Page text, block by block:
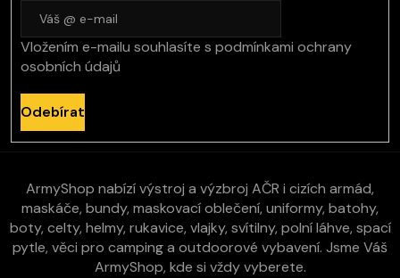
Vložením e-mailu souhlasíte s podmínkami ochrany
osobních údajů
Odebírat
ArmyShop nabízí výstroj a výzbroj AČR i cizích armád,
maskáče, bundy, maskovací oblečení, uniformy, batohy,
boty, celty, helmy, rukavice, vlajky, svítilny, polní láhve, spací
pytle, věci pro camping a outdoorové vybavení. Jsme Váš
ArmyShop, kde si vždy vyberete.